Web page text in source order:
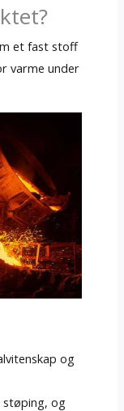
et fast stoff
varme under
og
støping, og